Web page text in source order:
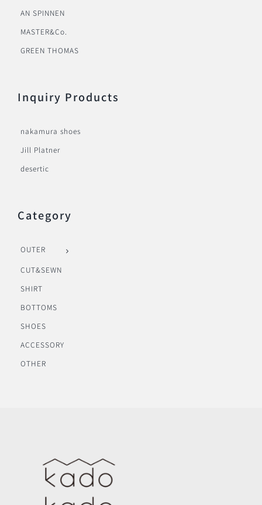
AN SPINNEN
MASTER&Co.
GREEN THOMAS
Inquiry Products
nakamura shoes
Jill Platner
desertic
Category
OUTER
CUT&SEWN
SHIRT
BOTTOMS
SHOES
ACCESSORY
OTHER